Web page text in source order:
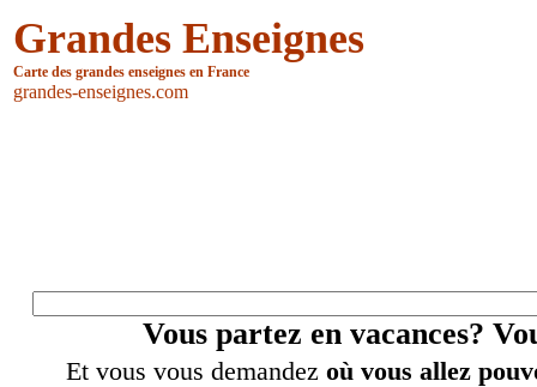
Grandes Enseignes
Carte des grandes enseignes en France
grandes-enseignes.com
Vous partez en vacances?
Et vous vous demandez où vous allez